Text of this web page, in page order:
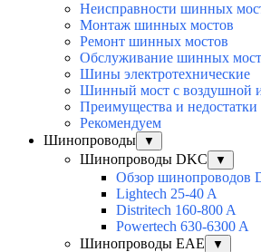
Неисправности шинных
Монтаж шинных мостов
Ремонт шинных мостов
Обслуживание шинных
Шины электротехнические
Шинный мост с воздушной
Преимущества и недостатки
Рекомендуем
Шинопроводы
▼
Шинопроводы DKC ▼
Обзор шинопроводов
Lightech 25-40 A
Distritech 160-800 A
Powertech 630-6300 A
Шинопроводы EAE
▼